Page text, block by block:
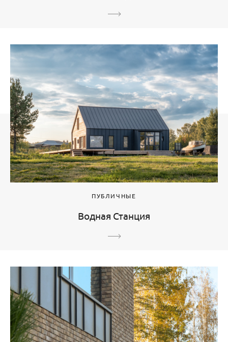
ПУБЛИЧНЫЕ
Водная Станция